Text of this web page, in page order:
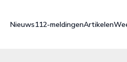
Nieuws112-meldingenArtikelen